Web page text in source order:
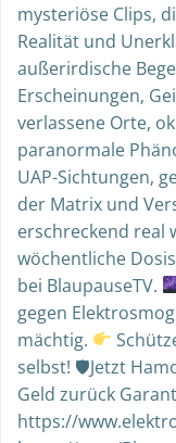
mysteriöse Clips,
Realität und
außerirdische
Erscheinungen,
verlassene Orte,
paranormale
UAP-Sichtungen,
der Matrix und
erschreckend real
wöchentliche
bei BlaupauseTV.
gegen
mächtig.
selbst! 🛡Jetzt
Geld zurück
https://